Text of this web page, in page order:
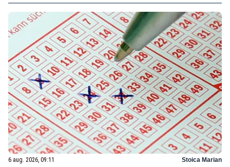
6 aug. 2026, 09:11 Stoica Marian